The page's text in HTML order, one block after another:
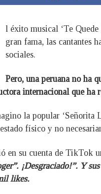
l éxito musical ‘Te
gran fama, las cantantes
sociales.
Pero, una peruana no ha
internacional que ha
la popular ‘Señorita
físico y no
en su cuenta de TikTok
¡Desgraciado!”. Y
likes.